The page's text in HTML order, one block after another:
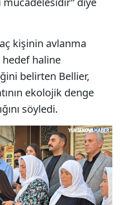
kişinin avlanma
haline
belirten Bellier,
ekolojik denge
söyledi.